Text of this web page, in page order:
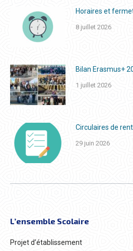
Horaires et
8 juillet 2026
Bilan Erasmus+
1 juillet 2026
Circulaires de
29 juin 2026
L’ensemble Scolaire
Projet d’établissement